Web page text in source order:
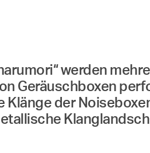
werden
Geräuschboxen
Klänge der